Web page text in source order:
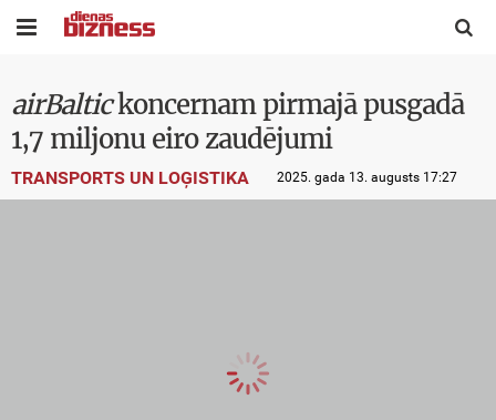
 
airBaltickoncernam pirmajā pusgadā
1,7 miljonu eiro zaudējumi
TRANSPORTS UN LOĢISTIKA 2025. gada 13. augusts 17:27